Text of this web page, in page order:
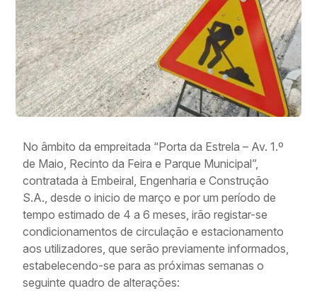
No âmbito da empreitada “Porta da Estrela – Av. 1.º
de Maio, Recinto da Feira e Parque Municipal”,
contratada à Embeiral, Engenharia e Construção
S.A., desde o inicio de março e por um período de
tempo estimado de 4 a 6 meses, irão registar-se
condicionamentos de circulação e estacionamento
aos utilizadores, que serão previamente informados,
estabelecendo-se para as próximas semanas o
seguinte quadro de alterações: